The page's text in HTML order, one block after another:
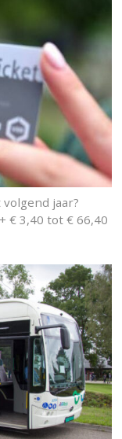
jaar?
€ 3,40 tot € 66,40